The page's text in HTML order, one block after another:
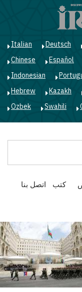
Deutsch
Italian
Español
Chinese
Indonesian
Kazakh
Hebrew
Swahili
Ozbek
كتب اتصل بنا